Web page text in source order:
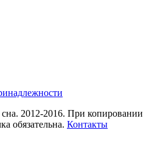
2012-2016. При копировании
обязательна. Контакты